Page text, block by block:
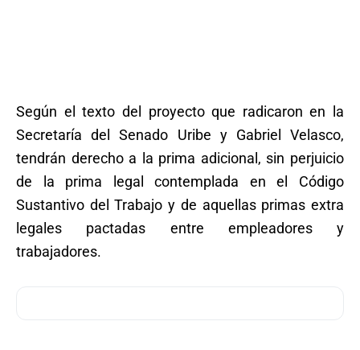
Según el texto del proyecto que radicaron en la
Secretaría del Senado Uribe y Gabriel Velasco,
tendrán derecho a la prima adicional, sin perjuicio
de la prima legal contemplada en el Código
Sustantivo del Trabajo y de aquellas primas extra
legales pactadas entre empleadores y
trabajadores.